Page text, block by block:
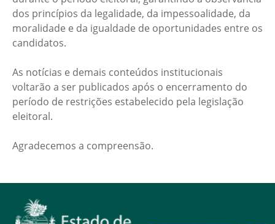
dos princípios da legalidade, da impessoalidade, da
moralidade e da igualdade de oportunidades entre os
candidatos.
As notícias e demais conteúdos institucionais
voltarão a ser publicados após o encerramento do
período de restrições estabelecido pela legislação
eleitoral.
Agradecemos a compreensão.